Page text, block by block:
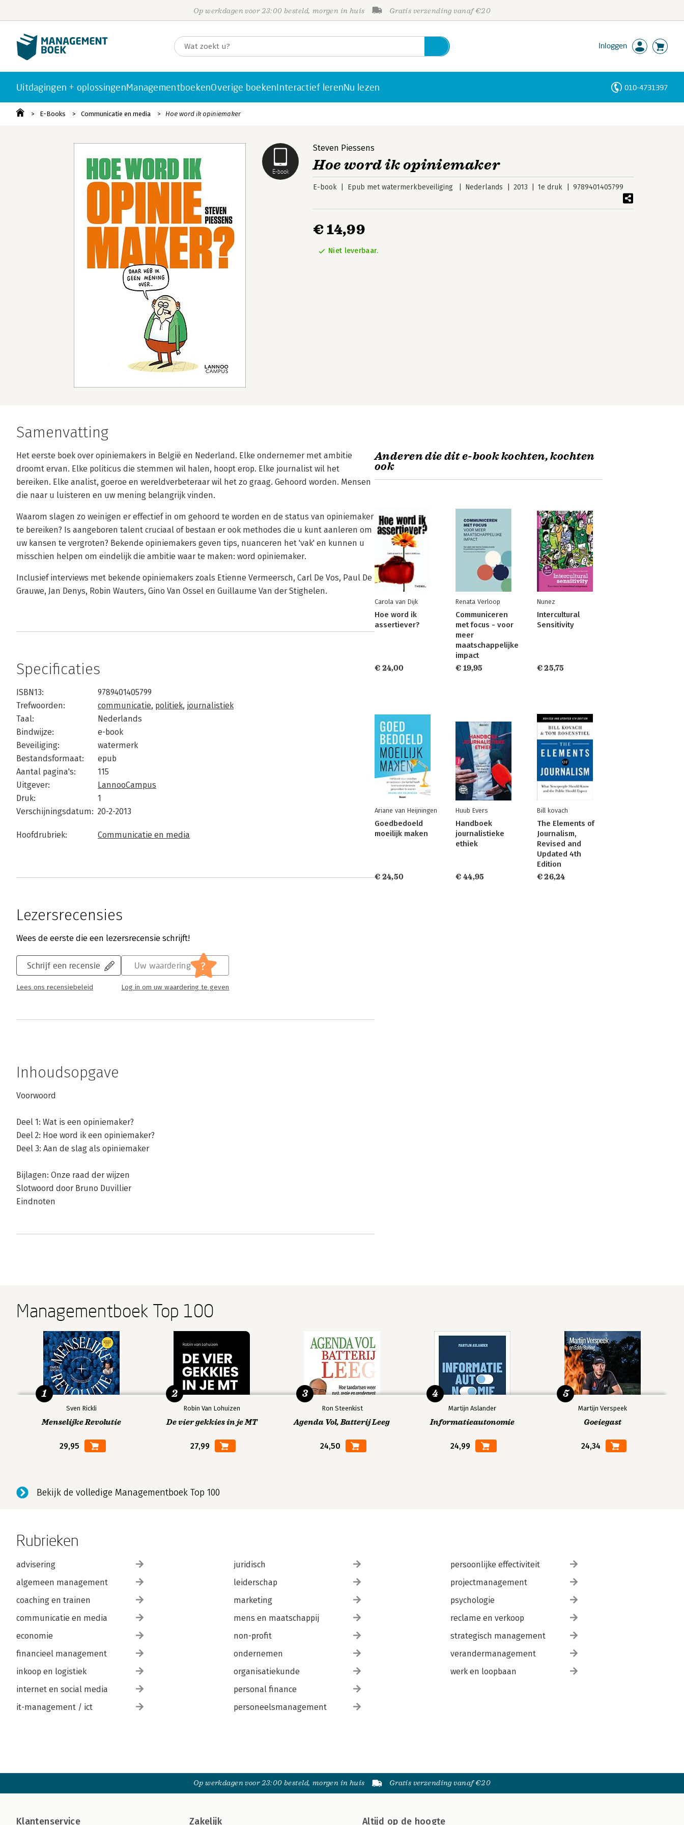
Op werkdagen voor 23:00 besteld, morgen in huis Gratis verzending vanaf €20
Inloggen
Uitdagingen + oplossingenManagementboekenOverige boekenInteractief lerenNu lezen 010-4731397
E-Books Communicatie en media Hoe word ik opiniemaker
E-book
Steven Piessens
Hoe word ik opiniemaker
E-book Epub met watermerkbeveiliging Nederlands 2013 1e druk 9789401405799
€ 14,99
Niet leverbaar.
Samenvatting
Het eerste boek over opiniemakers in België en Nederland. Elke ondernemer met ambitie
droomt ervan. Elke politicus die stemmen wil halen, hoopt erop. Elke journalist wil het
bereiken. Elke analist, goeroe en wereldverbeteraar wil het zo graag. Gehoord worden. Mensen
die naar u luisteren en uw mening belangrijk vinden.
Waarom slagen zo weinigen er effectief in om gehoord te worden en de status van opiniemaker
te bereiken? Is aangeboren talent cruciaal of bestaan er ook methodes die u kunt aanleren om
uw kansen te vergroten? Bekende opiniemakers geven tips, nuanceren het 'vak' en kunnen u
misschien helpen om eindelijk die ambitie waar te maken: word opiniemaker.
Inclusief interviews met bekende opiniemakers zoals Etienne Vermeersch, Carl De Vos, Paul De
Grauwe, Jan Denys, Robin Wauters, Gino Van Ossel en Guillaume Van der Stighelen.
Specificaties
ISBN13:
9789401405799
Trefwoorden:
communicatie, politiek, journalistiek
Taal:
Nederlands
Bindwijze:
e-book
Beveiliging:
watermerk
Bestandsformaat:
epub
Aantal pagina's:
115
Uitgever:
LannooCampus
Druk:
1
Verschijningsdatum: 20-2-2013
Hoofdrubriek: Communicatie en media
Lezersrecensies
Wees de eerste die een lezersrecensie schrijft!
Schrijf een recensie
Lees ons recensiebeleid
Uw waardering ?
Log in om uw waardering te geven
Inhoudsopgave
Voorwoord
Deel 1: Wat is een opiniemaker?
Deel 2: Hoe word ik een opiniemaker?
Deel 3: Aan de slag als opiniemaker
Bijlagen: Onze raad der wijzen
Slotwoord door Bruno Duvillier
Eindnoten
Anderen die dit e-book kochten, kochten
ook
Carola van Dijk
Hoe word ik
assertiever?
€ 24,00
Renata Verloop
Communiceren
met focus - voor
meer
maatschappelijke
impact
€ 19,95
Nunez
Intercultural
Sensitivity
€ 25,75
Ariane van Heijningen
Goedbedoeld
moeilijk maken
€ 24,50
Huub Evers
Handboek
journalistieke
ethiek
€ 44,95
Bill kovach
The Elements of
Journalism,
Revised and
Updated 4th
Edition
€ 26,24
Managementboek Top 100
Sven Rickli
Menselijke Revolutie
29,95
1
Robin Van Lohuizen
De vier gekkies in je MT
27,99
2
Ron Steenkist
Agenda Vol, Batterij Leeg
24,50
3
Martijn Aslander
Informatieautonomie
24,99
4
Martijn Verspeek
Goeiegast
24,34
5
Bekijk de volledige Managementboek Top 100
Rubrieken
advisering
algemeen management
coaching en trainen
communicatie en media
economie
financieel management
inkoop en logistiek
internet en social media
it-management / ict
juridisch
leiderschap
marketing
mens en maatschappij
non-profit
ondernemen
organisatiekunde
personal finance
personeelsmanagement
persoonlijke effectiviteit
projectmanagement
psychologie
reclame en verkoop
strategisch management
verandermanagement
werk en loopbaan
Op werkdagen voor 23:00 besteld, morgen in huis Gratis verzending vanaf €20
Klantenservice Zakelijk Altijd op de hoogte
Personen